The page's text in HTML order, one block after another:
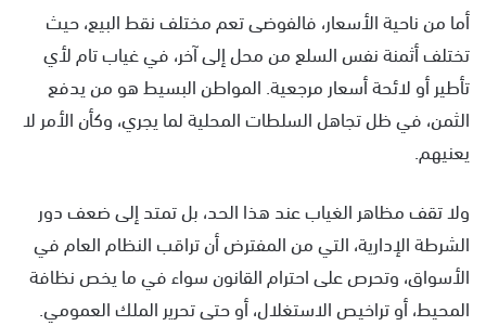
أما من ناحية الأسعار، فالفوضى تعم مختلف نقط البيع، حيث
تختلف أثمنة نفس السلع من محل إلى آخر، في غياب تام لأي
تأطير أو لائحة أسعار مرجعية. المواطن البسيط هو من يدفع
الثمن، في ظل تجاهل السلطات المحلية لما يجري، وكأن الأمر لا
يعنيهم.
ولا تقف مظاهر الغياب عند هذا الحد، بل تمتد إلى ضعف دور
الشرطة الإدارية، التي من المفترض أن تراقب النظام العام في
الأسواق، وتحرص على احترام القانون سواء في ما يخص نظافة
المحيط، أو تراخيص الاستغلال، أو حتى تحرير الملك العمومي.